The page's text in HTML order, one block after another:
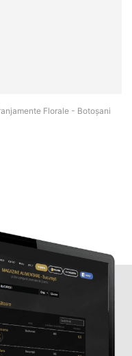
Florale - Botoşani